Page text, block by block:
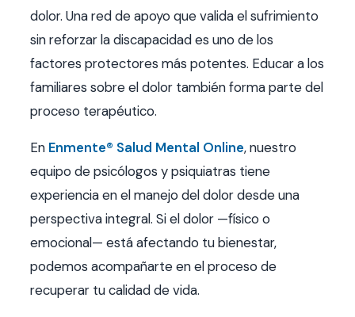
dolor. Una red de apoyo que valida el sufrimiento
sin reforzar la discapacidad es uno de los
factores protectores más potentes. Educar a los
familiares sobre el dolor también forma parte del
proceso terapéutico.
En Enmente® Salud Mental Online, nuestro
equipo de psicólogos y psiquiatras tiene
experiencia en el manejo del dolor desde una
perspectiva integral. Si el dolor —físico o
emocional— está afectando tu bienestar,
podemos acompañarte en el proceso de
recuperar tu calidad de vida.